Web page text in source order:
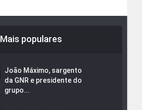
Mais populares
João Máximo, sargento
da GNR e presidente do
grupo...